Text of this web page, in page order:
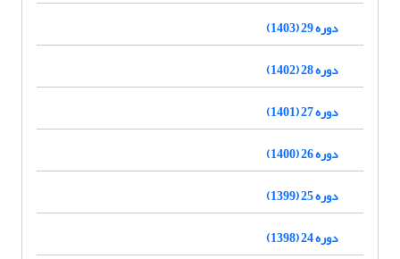
دوره 29 (1403)
دوره 28 (1402)
دوره 27 (1401)
دوره 26 (1400)
دوره 25 (1399)
دوره 24 (1398)